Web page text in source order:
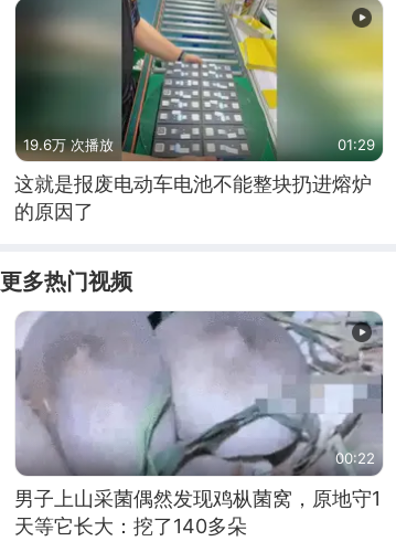
19.6万 次播放 01:29
这就是报废电动车电池不能整块扔进熔炉
的原因了
更多热门视频
00:22
男子上山采菌偶然发现鸡枞菌窝，原地守1
天等它长大：挖了140多朵